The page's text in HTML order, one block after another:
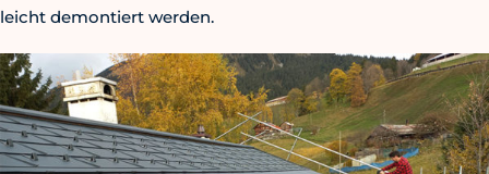
leicht demontiert werden.